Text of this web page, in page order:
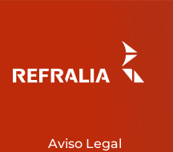
Aviso Legal